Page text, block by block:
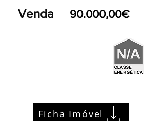
Venda 90.000,00€
Ficha Imóvel